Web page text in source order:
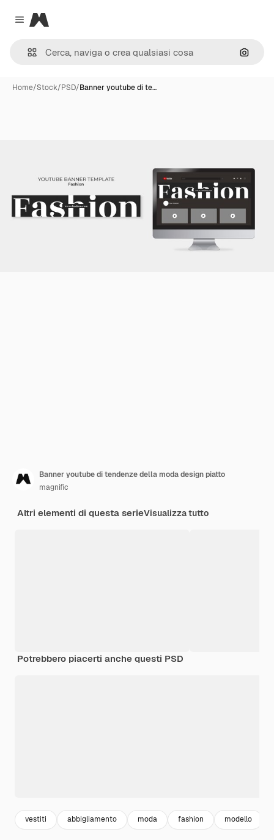
Close menu
Magnific
Cerca
Home/Stock/PSD/Banner youtube di te…
Banner youtube di tendenze della moda design piatto
magnific
Altri elementi di questa serieVisualizza tutto
Potrebbero piacerti anche questi PSD
vestiti abbigliamento moda fashion modello